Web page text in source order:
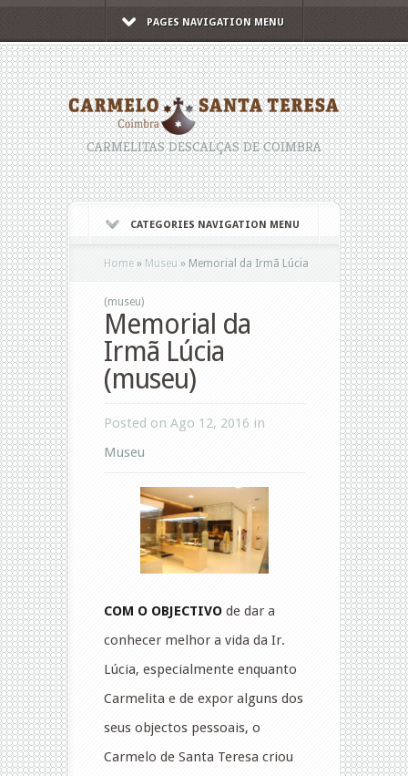
PAGES NAVIGATION MENU
CARMELITAS DESCALÇAS DE COIMBRA
CATEGORIES NAVIGATION MENU
Home » Museu » Memorial da Irmã Lúcia
(museu)
Memorial da
Irmã Lúcia
(museu)
Posted on Ago 12, 2016 in
Museu
COM O OBJECTIVO de dar a
conhecer melhor a vida da Ir.
Lúcia, especialmente enquanto
Carmelita e de expor alguns dos
seus objectos pessoais, o
Carmelo de Santa Teresa criou